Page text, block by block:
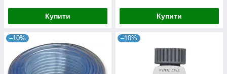
Купити Купити
–10% –10%